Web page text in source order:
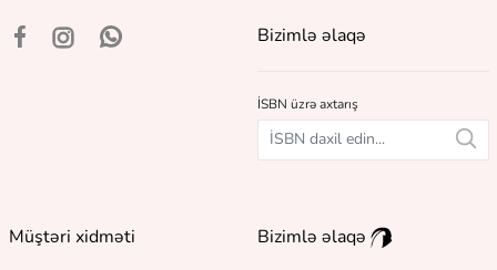
Bizimlə əlaqə
İSBN üzrə axtarış
Müştəri xidməti
Bizimlə əlaqə